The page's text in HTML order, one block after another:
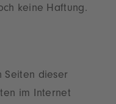
keine Haftung.
Seiten dieser
im Internet